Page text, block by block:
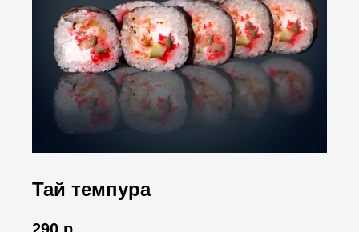
Тай темпура